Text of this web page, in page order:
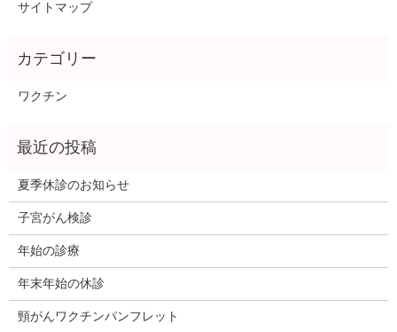
サイトマップ
ワクチン
夏季休診のお知らせ
子宮がん検診
年始の診療
年末年始の休診
頸がんワクチンパンフレット